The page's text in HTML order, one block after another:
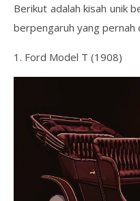
Berikut adalah kisah unik
berpengaruh yang pernah
1. Ford Model T (1908)